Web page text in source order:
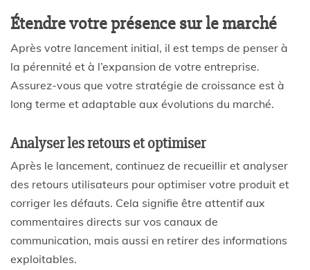
Étendre votre présence sur le marché
Après votre lancement initial, il est temps de penser à
la pérennité et à l’expansion de votre entreprise.
Assurez-vous que votre stratégie de croissance est à
long terme et adaptable aux évolutions du marché.
Analyser les retours et optimiser
Après le lancement, continuez de recueillir et analyser
des retours utilisateurs pour optimiser votre produit et
corriger les défauts. Cela signifie être attentif aux
commentaires directs sur vos canaux de
communication, mais aussi en retirer des informations
exploitables.